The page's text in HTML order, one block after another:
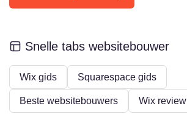
Snelle tabs websitebouwer
Wix gids Squarespace gids
Beste websitebouwers Wix review